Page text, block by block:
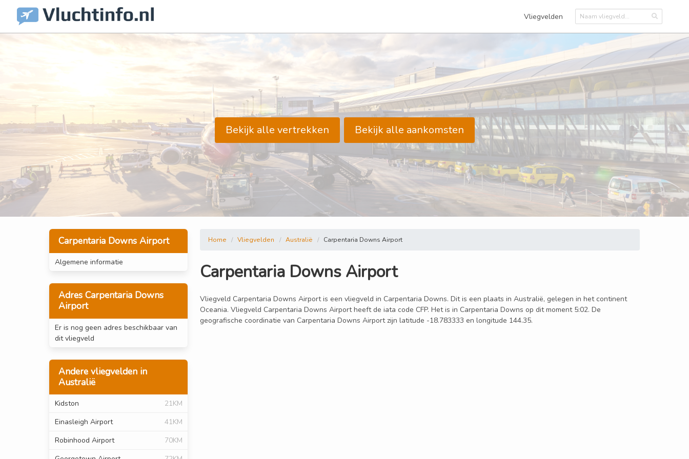
Vliegvelden
Bekijk alle vertrekken Bekijk alle aankomsten
Carpentaria Downs Airport
Algemene informatie
Adres Carpentaria Downs
Airport
Er is nog geen adres beschikbaar van
dit vliegveld
Andere vliegvelden in
Australië
Kidston
21KM
Einasleigh Airport
41KM
Robinhood Airport
70KM
Home Vliegvelden Australië Carpentaria Downs Airport
Carpentaria Downs Airport
Vliegveld Carpentaria Downs Airport is een vliegveld in Carpentaria Downs. Dit is een plaats in Australië, gelegen in het continent
Oceania. Vliegveld Carpentaria Downs Airport heeft de iata code CFP. Het is in Carpentaria Downs op dit moment 5:02. De
geografische coordinatie van Carpentaria Downs Airport zijn latitude -18.783333 en longitude 144.35.